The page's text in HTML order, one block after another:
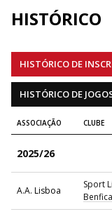
HISTÓRICO
HISTÓRICO DE
HISTÓRICO DE
ASSOCIAÇÃO CLUBE
2025/26
A.A. Lisboa
Sport
Benfica